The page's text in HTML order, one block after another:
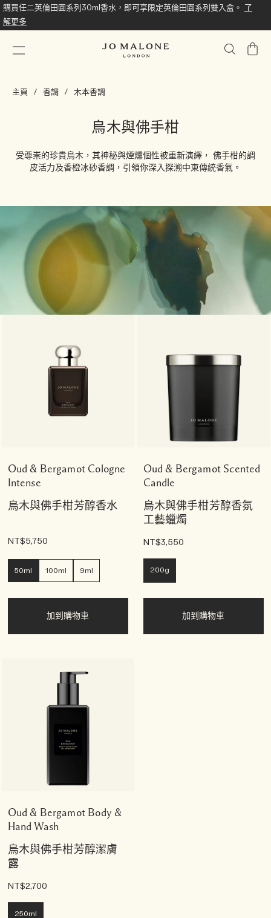
購買任二英倫田園系列30ml香水，即可享限定英倫田園系列雙入盒。
了
解更多
我
主頁 香調 木本香調
烏木與佛手柑
受尊崇的珍貴烏木，其神秘與煙燻個性被重新演繹， 佛手柑的調
皮活力及香橙冰砂香調，引領你深入探溯中東傳統香氣。
Oud & Bergamot Cologne
Intense
烏木與佛手柑芳醇香水
NT$5,750
50ml 100ml 9ml
加到購物車
Oud & Bergamot Scented
Candle
烏木與佛手柑芳醇香氛
工藝蠟燭
NT$3,550
200g
加到購物車
Oud & Bergamot Body &
Hand Wash
烏木與佛手柑芳醇潔膚
露
NT$2,700
250ml